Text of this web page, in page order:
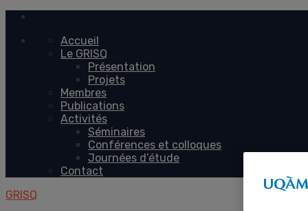
Accueil
Le GRISQ
Présentation
Projets
Membres
Publications
Activités
Séminaires
Conférences et colloques
Journées d’étude
Contact
GRISQ